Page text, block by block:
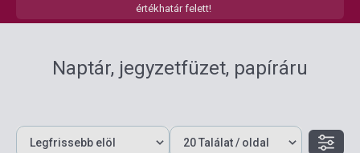
értékhatár felett!
Naptár, jegyzetfüzet, papíráru